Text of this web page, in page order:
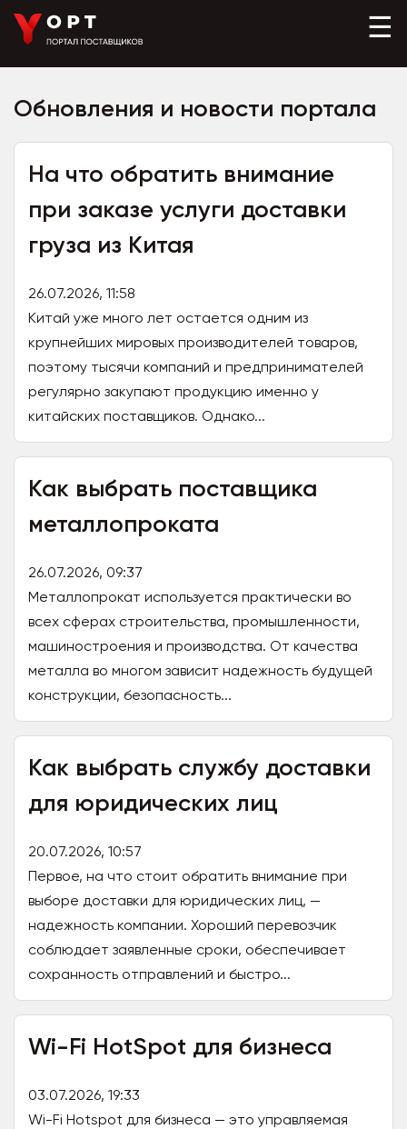
☰
Обновления и новости портала
На что обратить внимание
при заказе услуги доставки
груза из Китая
26.07.2026, 11:58
Китай уже много лет остается одним из
крупнейших мировых производителей товаров,
поэтому тысячи компаний и предпринимателей
регулярно закупают продукцию именно у
китайских поставщиков. Однако...
Как выбрать поставщика
металлопроката
26.07.2026, 09:37
Металлопрокат используется практически во
всех сферах строительства, промышленности,
машиностроения и производства. От качества
металла во многом зависит надежность будущей
конструкции, безопасность...
Как выбрать службу доставки
для юридических лиц
20.07.2026, 10:57
Первое, на что стоит обратить внимание при
выборе доставки для юридических лиц, —
надежность компании. Хороший перевозчик
соблюдает заявленные сроки, обеспечивает
сохранность отправлений и быстро...
Wi-Fi HotSpot для бизнеса
03.07.2026, 19:33
Wi-Fi Hotspot для бизнеса — это управляемая